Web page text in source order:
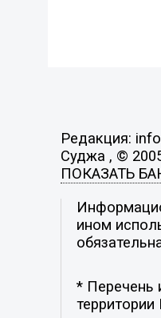
Редакция:
Суджа , ©
ПОКАЗАТЬ
ином
* Перечень